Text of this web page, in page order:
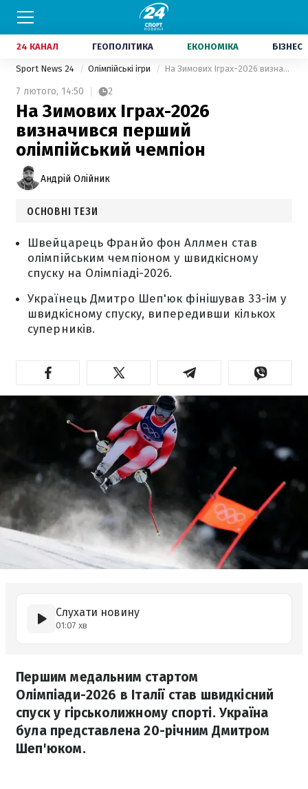
24 КАНАЛ ГЕОПОЛІТИКА ЕКОНОМІКА БІЗНЕС
Sport News 24 Олімпійські ігри На Зимових Іграх-2026 визначився перший олімпійський чемпіон
7 лютого, 14:50 2
На Зимових Іграх-2026
визначився перший
олімпійський чемпіон
Андрій Олійник
ОСНОВНІ ТЕЗИ
Швейцарець Франйо фон Аллмен став
олімпійським чемпіоном у швидкісному
спуску на Олімпіаді-2026.
Українець Дмитро Шеп'юк фінішував 33-ім у
швидкісному спуску, випередивши кількох
суперників.
Слухати новину
01:07 хв
Першим медальним стартом
Олімпіади-2026 в Італії став швидкісний
спуск у гірськолижному спорті. Україна
була представлена 20-річним Дмитром
Шеп'юком.